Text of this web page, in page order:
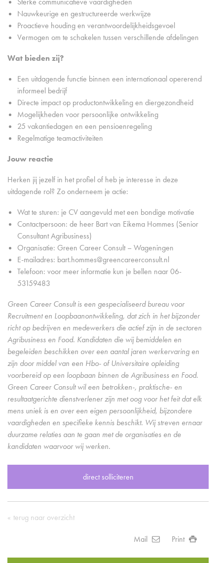
Nauwkeurige en gestructureerde werkwijze
Proactieve houding en verantwoordelijkheidsgevoel
Vermogen om te schakelen tussen verschillende afdelingen
Wat bieden zij?
Een uitdagende functie binnen een internationaal opererend
informeel bedrijf
Directe impact op productontwikkeling en diergezondheid
Mogelijkheden voor persoonlijke ontwikkeling
25 vakantiedagen en een pensioenregeling
Regelmatige teamactiviteiten
Jouw reactie
Herken jij jezelf in het profiel of heb je interesse in deze
uitdagende rol? Zo onderneem je actie:
Wat te sturen: je CV aangevuld met een bondige motivatie
Contactpersoon: de heer Bart van Eikema Hommes (Senior
Consultant Agribusiness)
Organisatie: Green Career Consult – Wageningen
E-mailadres: bart.hommes@greencareerconsult.nl
Telefoon: voor meer informatie kun je bellen naar 06-
53159483
Green Career Consult is een gespecialiseerd bureau voor
Recruitment en Loopbaanontwikkeling, dat zich in het bijzonder
richt op bedrijven en medewerkers die actief zijn in de sectoren
Agribusiness en Food. Kandidaten die wij bemiddelen en
begeleiden beschikken over een aantal jaren werkervaring en
zijn door middel van een Hbo- of Universitaire opleiding
voorbereid op een loopbaan binnen de Agribusiness en Food.
Green Career Consult wil een betrokken-, praktische- en
resultaatgerichte dienstverlener zijn met oog voor het feit dat elk
mens uniek is en over een eigen persoonlijkheid, bijzondere
vaardigheden en specifieke kennis beschikt. Wij streven ernaar
duurzame relaties aan te gaan met de organisaties en de
kandidaten waarvoor wij werken.
direct solliciteren
terug naar overzicht
Mail Print